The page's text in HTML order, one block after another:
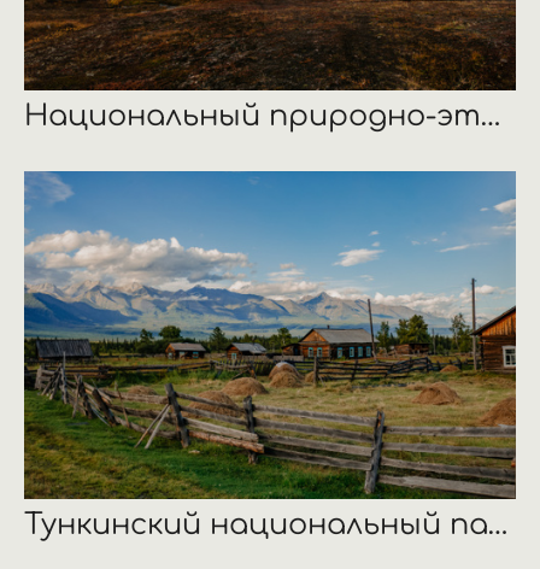
Национальный природно-этнический парк «Берингия», Чукотка
Тункинский национальный парк, Республика Бурятия